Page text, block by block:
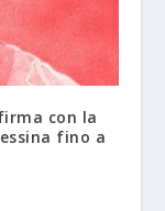
con la
fino a